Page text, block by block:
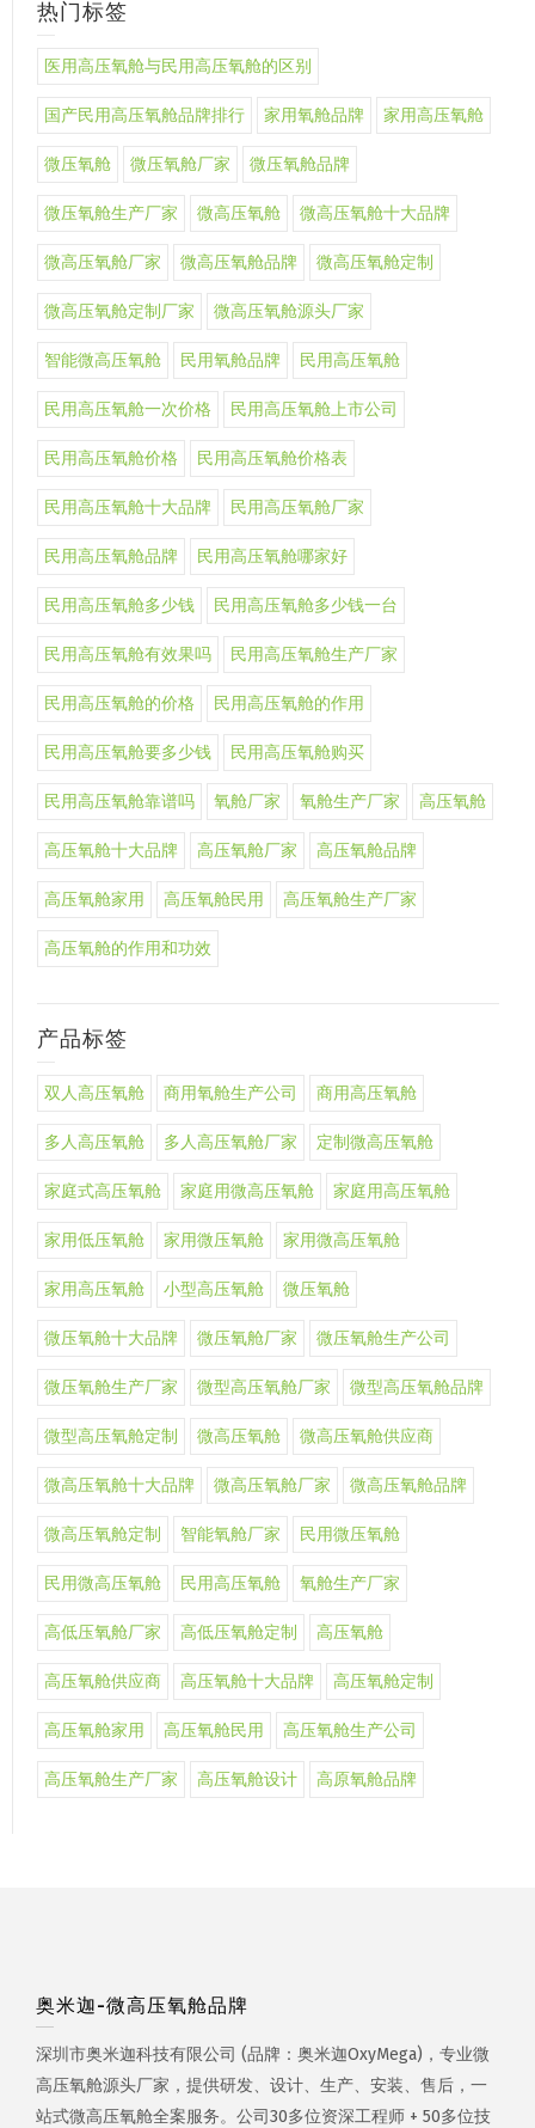
热门标签
医用高压氧舱与民用高压氧舱的区别
国产民用高压氧舱品牌排行 家用氧舱品牌 家用高压氧舱
微压氧舱 微压氧舱厂家 微压氧舱品牌
微压氧舱生产厂家 微高压氧舱 微高压氧舱十大品牌
微高压氧舱厂家 微高压氧舱品牌 微高压氧舱定制
微高压氧舱定制厂家 微高压氧舱源头厂家
智能微高压氧舱 民用氧舱品牌 民用高压氧舱
民用高压氧舱一次价格 民用高压氧舱上市公司
民用高压氧舱价格 民用高压氧舱价格表
民用高压氧舱十大品牌 民用高压氧舱厂家
民用高压氧舱品牌 民用高压氧舱哪家好
民用高压氧舱多少钱 民用高压氧舱多少钱一台
民用高压氧舱有效果吗 民用高压氧舱生产厂家
民用高压氧舱的价格 民用高压氧舱的作用
民用高压氧舱要多少钱 民用高压氧舱购买
民用高压氧舱靠谱吗 氧舱厂家 氧舱生产厂家 高压氧舱
高压氧舱十大品牌 高压氧舱厂家 高压氧舱品牌
高压氧舱家用 高压氧舱民用 高压氧舱生产厂家
高压氧舱的作用和功效
产品标签
双人高压氧舱 商用氧舱生产公司 商用高压氧舱
多人高压氧舱 多人高压氧舱厂家 定制微高压氧舱
家庭式高压氧舱 家庭用微高压氧舱 家庭用高压氧舱
家用低压氧舱 家用微压氧舱 家用微高压氧舱
家用高压氧舱 小型高压氧舱 微压氧舱
微压氧舱十大品牌 微压氧舱厂家 微压氧舱生产公司
微压氧舱生产厂家 微型高压氧舱厂家 微型高压氧舱品牌
微型高压氧舱定制 微高压氧舱 微高压氧舱供应商
微高压氧舱十大品牌 微高压氧舱厂家 微高压氧舱品牌
微高压氧舱定制 智能氧舱厂家 民用微压氧舱
民用微高压氧舱 民用高压氧舱 氧舱生产厂家
高低压氧舱厂家 高低压氧舱定制 高压氧舱
高压氧舱供应商 高压氧舱十大品牌 高压氧舱定制
高压氧舱家用 高压氧舱民用 高压氧舱生产公司
高压氧舱生产厂家 高压氧舱设计 高原氧舱品牌
奥米迦-微高压氧舱品牌
深圳市奥米迦科技有限公司 (品牌：奥米迦OxyMega)，专业微
高压氧舱源头厂家，提供研发、设计、生产、安装、售后，一
站式微高压氧舱全案服务。公司30多位资深工程师 + 50多位技